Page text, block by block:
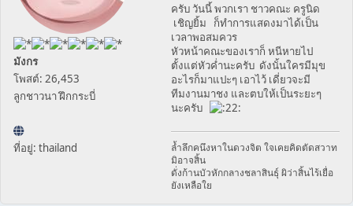
มังกร
โพสต์: 26,453
ลูกชาวนา ฝึกกระบี่
ที่อยู่: thailand
ครับ วันนี้ พวกเรา ชาวคณะ ครูนิด
เชิญยิ้ม ก็ทำการแสดงมาได้เป็น
เวลาพอสมควร
หัวหน้าคณะของเราก็ หนีหายไป
ตั้งแต่หัวค่ำนะครับ ดังนั้นใครมีมุข
อะไรก็มาแปะๆ เอาไว้ เดี่ยวจะมี
ทีมงานมาชง และตบให้เป็นระยะๆ
นะครับ
ล้ำลึกคนึงหาในดวงจิต ใจเคยคิดตัดสวาท
มิอาจสิ้น
ดั่งก้านบัวหักกลางชลาสินธุ์ ผิว่าสิ้นไร้เยื่อ
ยังเหลือใย